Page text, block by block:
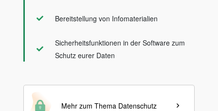
Bereitstellung von Infomaterialien
Sicherheitsfunktionen in der Software zum
Schutz eurer Daten
Mehr zum Thema Datenschutz